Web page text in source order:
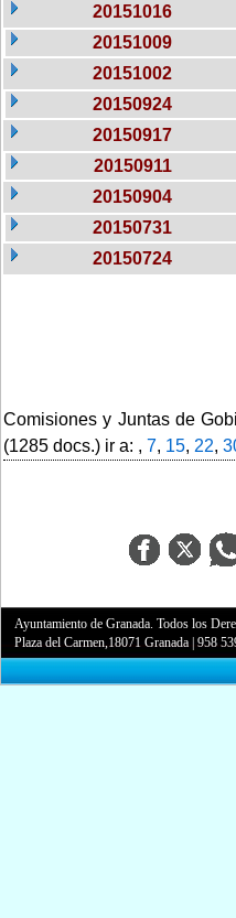
20151016
20151009
20151002
20150924
20150917
20150911
20150904
20150731
20150724
Comisiones y Juntas de
(1285 docs.) ir a: , 7, 15, 22,
Ayuntamiento de Granada. Todos los
Plaza del Carmen,18071 Granada |958